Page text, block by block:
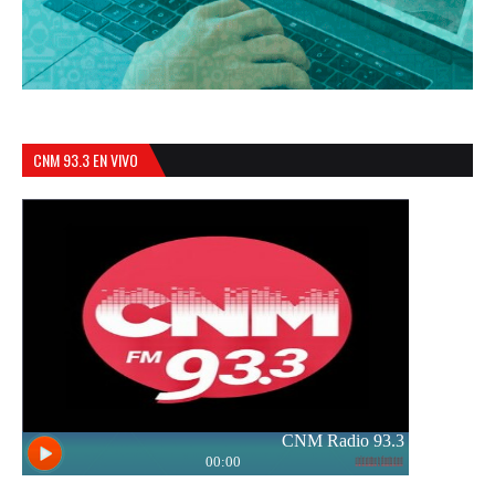
CNM 93.3 EN VIVO